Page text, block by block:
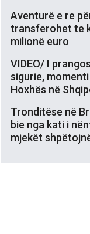
Aventurë e re
transferohet te
milionë euro
VIDEO/ I
sigurie,
Hoxhës në
Tronditëse në
bie nga kati i
mjekët